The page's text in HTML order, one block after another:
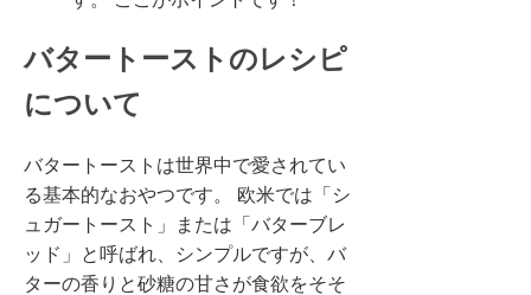
バタートーストのレシピ
について
バタートーストは世界中で愛されてい
る基本的なおやつです。 欧米では「シ
ュガートースト」または「バターブレ
ッド」と呼ばれ、シンプルですが、バ
ターの香りと砂糖の甘さが食欲をそそ